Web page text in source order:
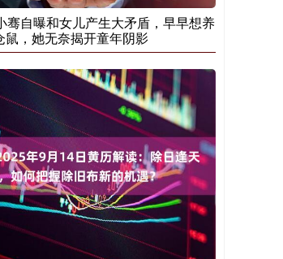
骞自曝和女儿产生大矛盾，早早想养
鼠，她无奈揭开童年阴影